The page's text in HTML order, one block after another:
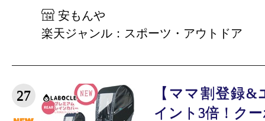
安もんや
楽天ジャンル：スポーツ・アウトドア
27
【ママ割登録
イント3倍！ク